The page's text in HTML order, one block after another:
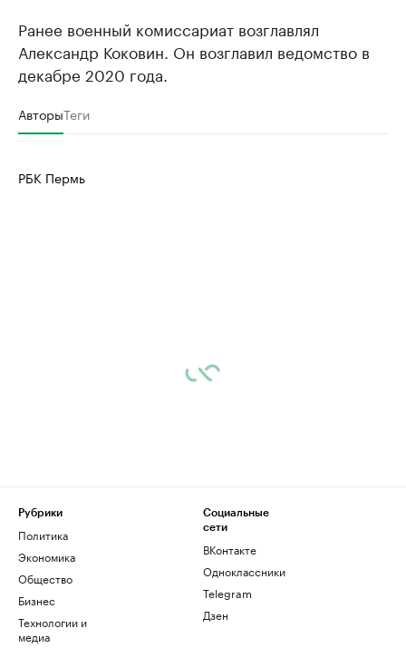
Ранее военный комиссариат возглавлял
Александр Коковин. Он возглавил ведомство в
декабре 2020 года.
АвторыТеги
РБК Пермь
Рубрики
Политика
Экономика
Общество
Бизнес
Технологии и
медиа
Социальные
сети
ВКонтакте
Одноклассники
Telegram
Дзен